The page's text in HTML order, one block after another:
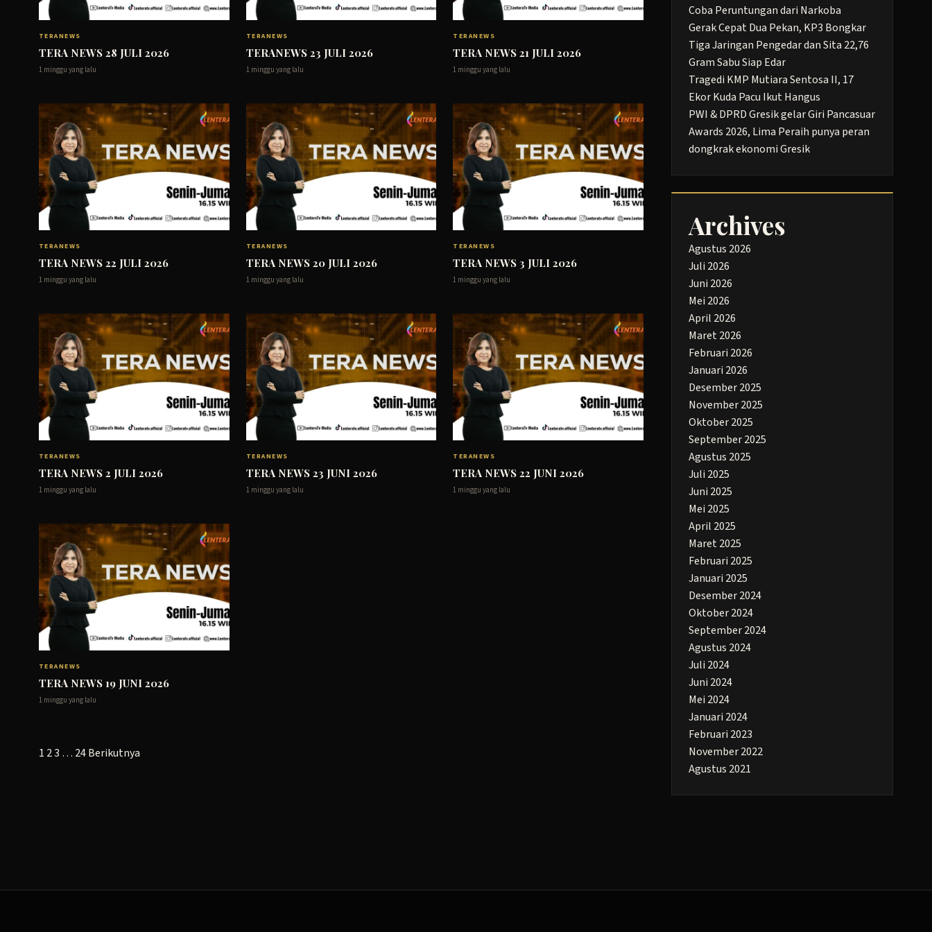
TERANEWS
TERA NEWS 28 JULI 2026
1 minggu yang lalu
TERANEWS
TERANEWS 23 JULI 2026
1 minggu yang lalu
TERANEWS
TERA NEWS 21 JULI 2026
1 minggu yang lalu
TERANEWS
TERA NEWS 22 JULI 2026
1 minggu yang lalu
TERANEWS
TERA NEWS 20 JULI 2026
1 minggu yang lalu
TERANEWS
TERA NEWS 3 JULI 2026
1 minggu yang lalu
TERANEWS
TERA NEWS 2 JULI 2026
1 minggu yang lalu
TERANEWS
TERA NEWS 23 JUNI 2026
1 minggu yang lalu
TERANEWS
TERA NEWS 22 JUNI 2026
1 minggu yang lalu
TERANEWS
TERA NEWS 19 JUNI 2026
1 minggu yang lalu
Paginasi
1 23 … 24Berikutnya
Coba Peruntungan dari Narkoba
Gerak Cepat Dua Pekan, KP3 Bongkar
Tiga Jaringan Pengedar dan Sita 22,76
Gram Sabu Siap Edar
Tragedi KMP Mutiara Sentosa II, 17
Ekor Kuda Pacu Ikut Hangus
PWI & DPRD Gresik gelar Giri Pancasuar
Awards 2026, Lima Peraih punya peran
dongkrak ekonomi Gresik
Archives
Agustus 2026
Juli 2026
Juni 2026
Mei 2026
April 2026
Maret 2026
Februari 2026
Januari 2026
Desember 2025
November 2025
Oktober 2025
September 2025
Agustus 2025
Juli 2025
Juni 2025
Mei 2025
April 2025
Maret 2025
Februari 2025
Januari 2025
Desember 2024
Oktober 2024
September 2024
Agustus 2024
Juli 2024
Juni 2024
Mei 2024
Januari 2024
Februari 2023
November 2022
Agustus 2021